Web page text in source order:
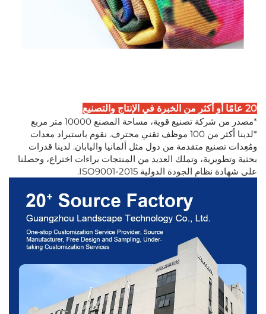
20 عامًا أو أكثر من الخبرة في الإنتاج والتصنيع
*مصدر من شركة تصنيع قوية، مساحة المصنع 10000 متر مربع
*لدينا أكثر من 100 موظف تقني محترف. نقوم باستيراد معدات
ومُعِدات تصنيع متقدمة من دول مثل ألمانيا واليابان. لدينا قدرات
بحثية وتطويرية، وتملك العديد من المنتجات براءات اختراع، وحصلنا
على شهادة نظام الجودة الدولية ISO9001-2015.